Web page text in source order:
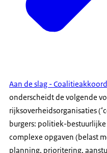
Aan de slag -
onderscheidt de volgende
rijksoverheidsorganisaties
burgers: politiek-
complexe opgaven (belast
planning, prioritering,